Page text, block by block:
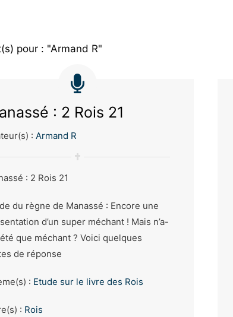
pour : "Armand R"
: 2 Rois 21
: Armand R
: 2 Rois 21
du règne de Manassé : Encore une
d’un super méchant ! Mais n’a-
que méchant ? Voici quelques
de réponse
: Etude sur le livre des Rois
: Rois